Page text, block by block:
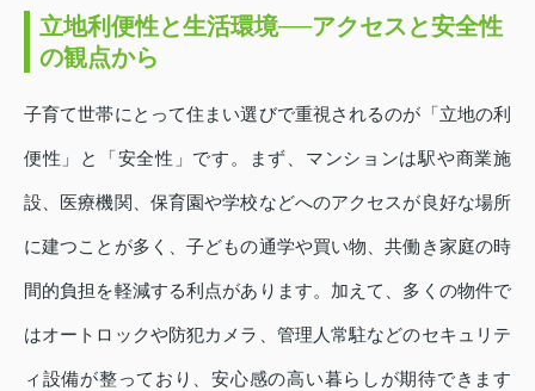
立地利便性と生活環境──アクセスと安全性
の観点から
子育て世帯にとって住まい選びで重視されるのが「立地の利
便性」と「安全性」です。まず、マンションは駅や商業施
設、医療機関、保育園や学校などへのアクセスが良好な場所
に建つことが多く、子どもの通学や買い物、共働き家庭の時
間的負担を軽減する利点があります。加えて、多くの物件で
はオートロックや防犯カメラ、管理人常駐などのセキュリテ
ィ設備が整っており、安心感の高い暮らしが期待できます